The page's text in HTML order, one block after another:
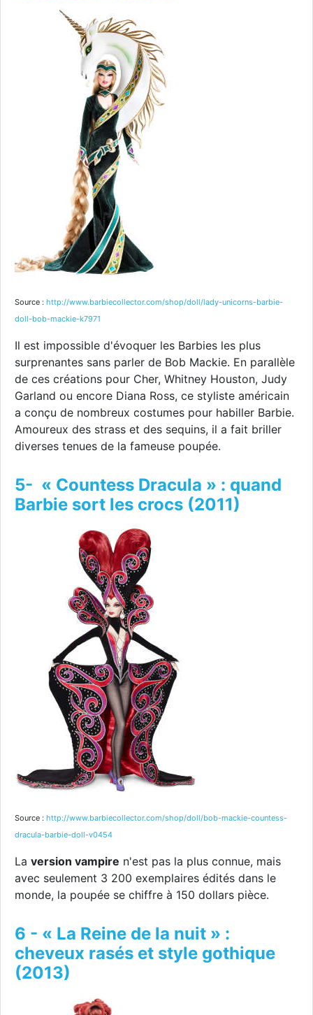
Source : http://www.barbiecollector.com/shop/doll/lady-unicorns-barbie-
doll-bob-mackie-k7971
Il est impossible d'évoquer les Barbies les plus
surprenantes sans parler de Bob Mackie. En parallèle
de ces créations pour Cher, Whitney Houston, Judy
Garland ou encore Diana Ross, ce styliste américain
a conçu de nombreux costumes pour habiller Barbie.
Amoureux des strass et des sequins, il a fait briller
diverses tenues de la fameuse poupée.
5- « Countess Dracula » : quand
Barbie sort les crocs (2011)
Source : http://www.barbiecollector.com/shop/doll/bob-mackie-countess-
dracula-barbie-doll-v0454
La version vampire n'est pas la plus connue, mais
avec seulement 3 200 exemplaires édités dans le
monde, la poupée se chiffre à 150 dollars pièce.
6 - « La Reine de la nuit » :
cheveux rasés et style gothique
(2013)